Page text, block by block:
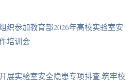
织参加教育部2026年高校实验室安
培训会
展实验室安全隐患专项排查 筑牢校